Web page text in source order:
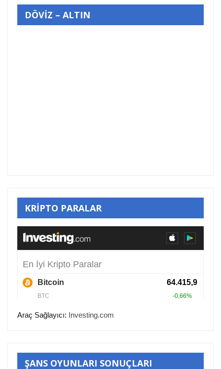
DÖVİZ – ALTIN
KRİPTO PARALAR
Araç Sağlayıcı: Investing.com
ŞANS OYUNLARI SONUÇLARI